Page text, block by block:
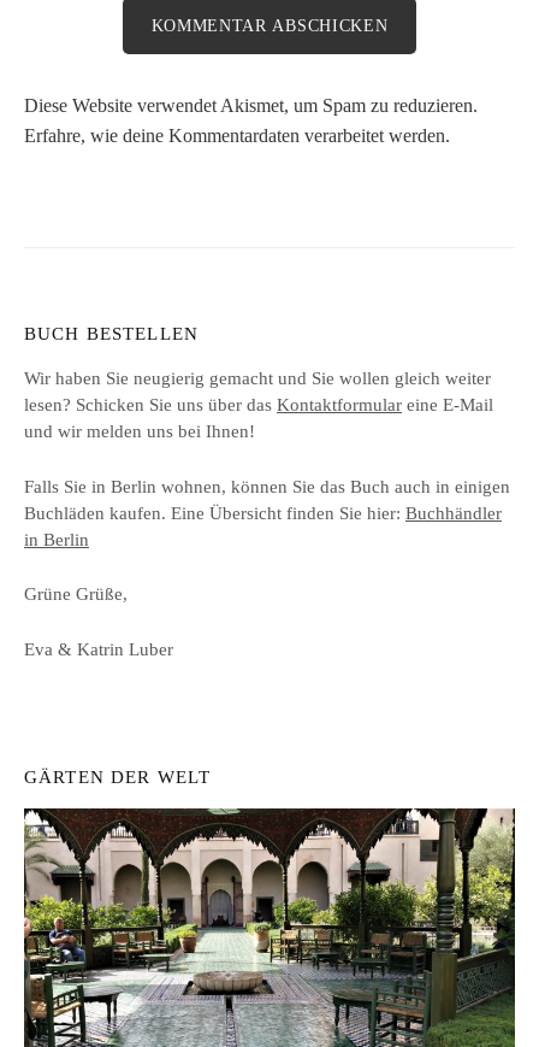
Diese Website verwendet Akismet, um Spam zu reduzieren.
Erfahre, wie deine Kommentardaten verarbeitet werden.
BUCH BESTELLEN
Wir haben Sie neugierig gemacht und Sie wollen gleich weiter
lesen? Schicken Sie uns über das Kontaktformular eine E-Mail
und wir melden uns bei Ihnen!
Falls Sie in Berlin wohnen, können Sie das Buch auch in einigen
Buchläden kaufen. Eine Übersicht finden Sie hier: Buchhändler
in Berlin
Grüne Grüße,
Eva & Katrin Luber
GÄRTEN DER WELT